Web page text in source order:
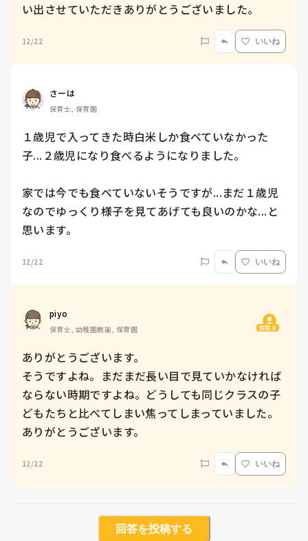
い出させていただきありがとうございました。
12/22 いいね
さーは
保育士, 保育園
１歳児で入ってきた時白米しか食べていなかった
子...２歳児になり食べるようになりました。
家では今でも食べていないそうですが...まだ１歳児
なのでゆっくり様子を見てあげても良いのかな...と
思います。
12/22 いいね
piyo
保育士, 幼稚園教諭, 保育園 質問主
ありがとうございます。
そうですよね。まだまだ長い目で見ていかなければ
ならない時期ですよね。どうしても同じクラスの子
どもたちと比べてしまい焦ってしまっていました。
ありがとうございます。
12/22 いいね
回答を投稿する